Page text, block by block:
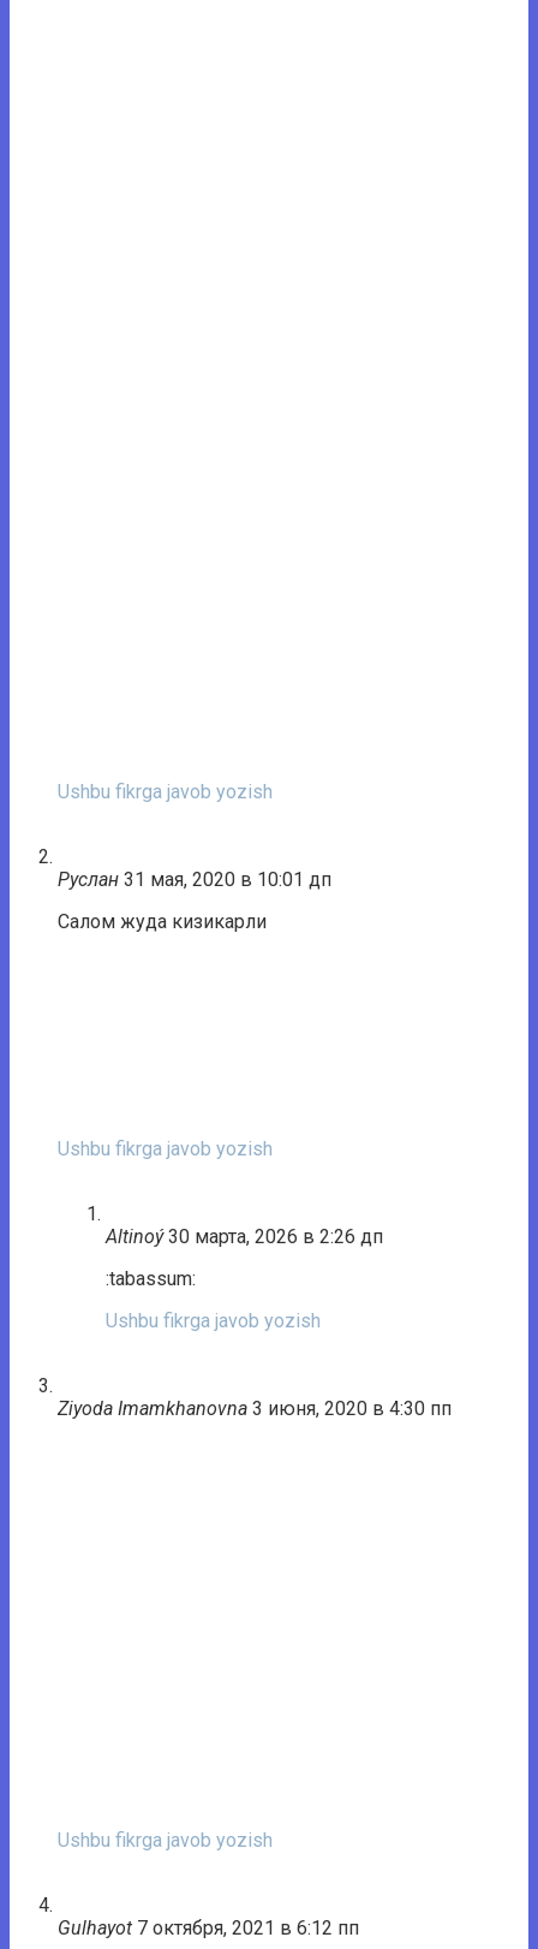
Ushbu fikrga javob yozish
Руслан 31 мая, 2020 в 10:01 дп
Салом жуда кизикарли
Ushbu fikrga javob yozish
Altinoý 30 марта, 2026 в 2:26 дп
:tabassum:
Ushbu fikrga javob yozish
Ziyoda Imamkhanovna 3 июня, 2020 в 4:30 пп
Ushbu fikrga javob yozish
Gulhayot 7 октября, 2021 в 6:12 пп